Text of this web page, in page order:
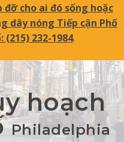
cho ai đó sống hoặc
dây nóng Tiếp cận Phố
(215) 232-1984.
hoạch
Philadelphia